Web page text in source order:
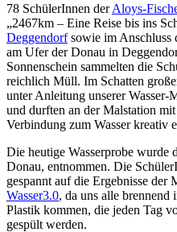
–
Wasser,
pures
Leben!
78 SchülerInnen derAloys-
„2467km – Eine Reise bis ins
Deggendorfsowie im Anschluss
am Ufer der Donau in
Sonnenschein sammelten die
reichlich Müll. Im Schatten
unter Anleitung unserer Wasser-
und durften an der Malstation
Verbindung zum Wasser kreativ
Die heutige Wasserprobe wurde
Donau, entnommen. Die
gespannt auf die Ergebnisse
Wasser3.0, da uns alle brennend
Plastik kommen, die jeden Tag
gespült werden.